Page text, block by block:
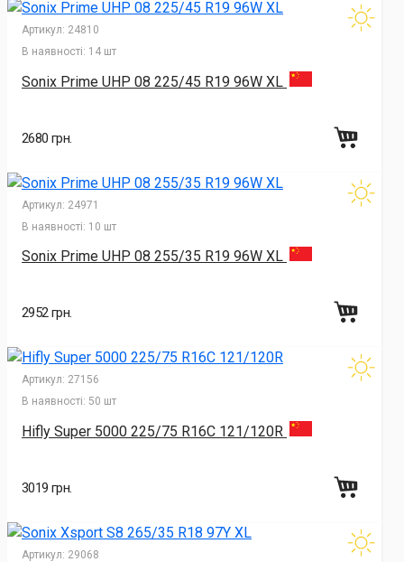
Артикул: 24810
В наявності: 14 шт
Sonix Prime UHP 08 225/45 R19 96W XL
2680 грн.
Артикул: 24971
В наявності: 10 шт
Sonix Prime UHP 08 255/35 R19 96W XL
2952 грн.
Артикул: 27156
В наявності: 50 шт
Hifly Super 5000 225/75 R16C 121/120R
3019 грн.
Артикул: 29068